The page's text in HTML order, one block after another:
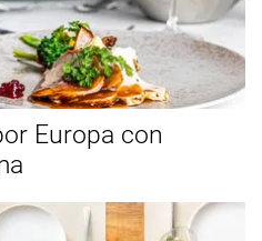
Europa con